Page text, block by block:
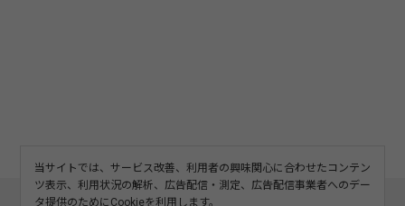
このサイトについて 利用規約
当サイトでは、サービス改善、利用者の興味関心に合わせたコンテン
ツ表示、利用状況の解析、広告配信・測定、広告配信事業者へのデー
タ提供のためにCookieを利用します。